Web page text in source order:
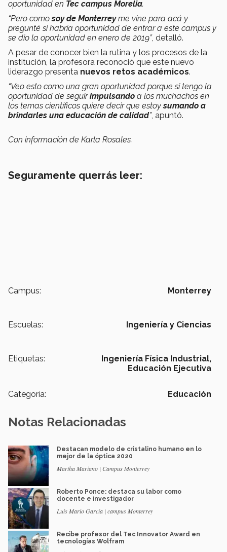
oportunidad en Tec campus Morelia.
“Pero comosoy de Monterreyme vine para acá y
pregunté si habría oportunidad de entrar a este campus y
se dio la oportunidad en enero de 2019”, detalló.
A pesar de conocer bien la rutina y los procesos de la
institución, la profesora reconoció que este nuevo
liderazgo presenta nuevos retos académicos.
“Veo esto como una gran oportunidad porque si tengo la
oportunidad de seguirimpulsando a los muchachos en
los temas científicos quiere decir que estoysumando a
brindarles una educación de calidad”, apuntó.
Con información de Karla Rosales.
Seguramente querrás leer:
Campus: Monterrey
Escuelas: Ingeniería y Ciencias
Etiquetas:
Ingeniería Física Industrial,
Educación Ejecutiva
Categoría: Educación
Notas Relacionadas
Destacan modelo de cristalino humano en lo
mejor de la óptica 2020
Martha Mariano | Campus Monterrey
Roberto Ponce: destaca su labor como
docente e investigador
Luis Mario García | campus Monterrey
Recibe profesor del Tec Innovator Award en
tecnologías Wolfram